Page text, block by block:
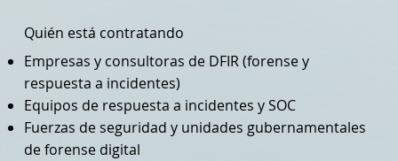
Quién está contratando
Empresas y consultoras de DFIR (forense y
respuesta a incidentes)
Equipos de respuesta a incidentes y SOC
Fuerzas de seguridad y unidades gubernamentales
de forense digital